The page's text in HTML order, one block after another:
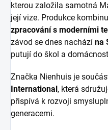
kterou založila samotná
její vize. Produkce
zpracování s moderními
závod se dnes nachází na
putují do škol a
Značka Nienhuis je
International, která
přispívá k rozvoji
generacemi.